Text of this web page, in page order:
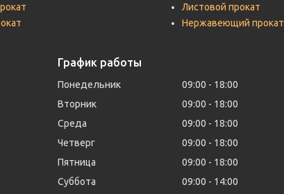
Листовой прокат
Нержавеющий прокат
График работы
Понедельник 09:00
18:00
Вторник
09:00
18:00
Среда
09:00
18:00
Четверг
09:00
18:00
Пятница
09:00
18:00
Суббота
09:00
14:00